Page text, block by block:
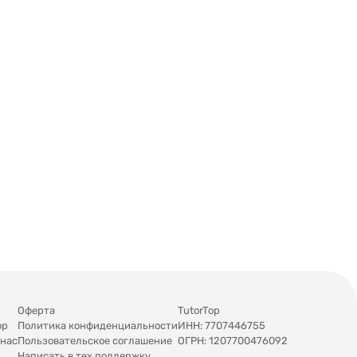
Оферта
Политика конфиденциальности
Пользовательское соглашение
TutorTop
ИНН: 7707446755
ОГРН: 1207700476092